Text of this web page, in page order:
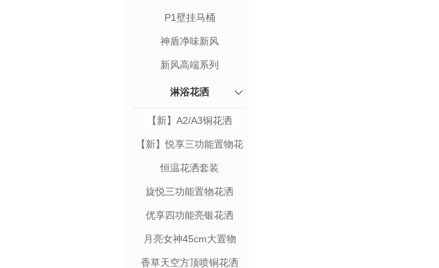
P1壁挂马桶
神盾净味新风
新风高端系列
淋浴花洒
【新】A2/A3铜花洒
【新】悦享三功能置物花
洒
恒温花洒套装
旋悦三功能置物花洒
优享四功能亮银花洒
月亮女神45cm大置物
香草天空方顶喷铜花洒